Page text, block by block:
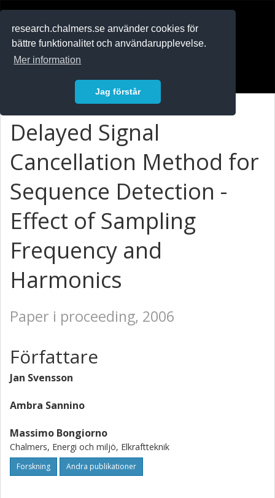
research.chalmers.se använder cookies för
bättre funktionalitet och användarupplevelse.
Mer information
Jag förstår
Delayed Signal
Cancellation Method for
Sequence Detection -
Effect of Sampling
Frequency and
Harmonics
Paper i proceeding, 2006
Författare
Jan Svensson
Ambra Sannino
Massimo Bongiorno
Chalmers, Energi och miljö, Elkraftteknik
Forskning Andra publikationer